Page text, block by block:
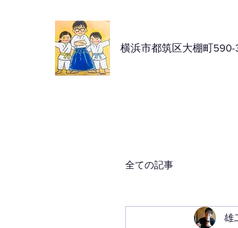
横浜市都筑区大棚町590-
全ての記事
雄